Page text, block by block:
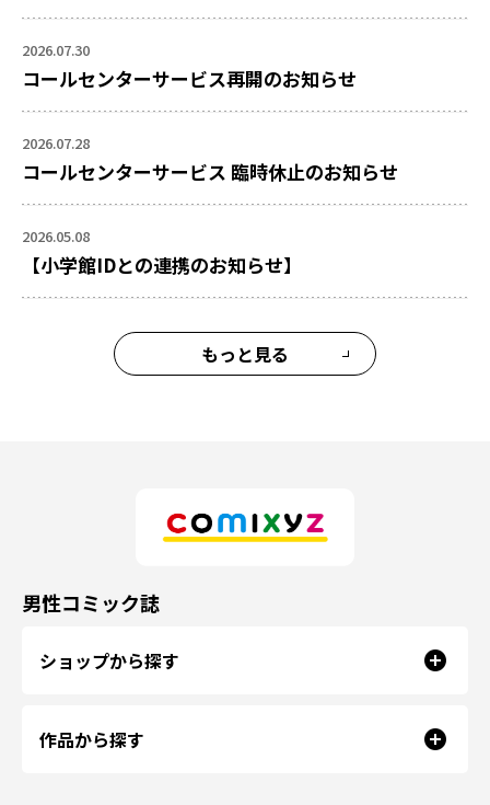
2026.07.30
コールセンターサービス再開のお知らせ
2026.07.28
コールセンターサービス 臨時休止のお知らせ
2026.05.08
【小学館IDとの連携のお知らせ】
もっと見る
男性コミック誌
ショップから探す
作品から探す